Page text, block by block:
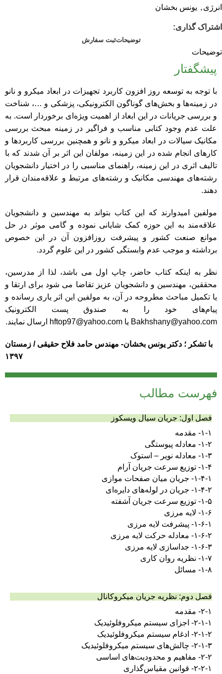
انرژی , یونس بخشان
اشتراک گذاری:
توضیحاتثبت سفارش
توضیحات
پیشگفتار
با توجه به توسعه روز افزون کاربرد تجهیزات در ابعاد میکرو و نانو
در زمینه‌ها و بخش‌های گوناگون الکترونیکی، پزشکی و …، شناخت
و بررسی جریانات در این ابعاد از اهمیت ویژه‌ای برخوردار است. به
علت عدم وجود کتابی مناسب و فراگیر در زمینه مبحث بررسی
مکانیک سیالات در ابعاد میکرو و نانو و همچنین بررسی کاربردها و
کارهای انجام شده در این زمینه، مولفان این اثر بر آن شدند که با
تالیف اثری در این زمینه، راهنمای مناسبی را در اختیار دانشجویان
رشته‌های مهندسی مکانیک و رشته‌های مرتبط و علاقه‌مندان قرار
دهند.
مولفین امیدوارند که این کتاب بتواند به مهندسین و دانشجویان
علاقه‌مند به این حوزه کمک شایانی نموده و گامی موثر در حل
موانع صنعت کشور و پیشرفت روز‌افزون آن در این خصوص
برداشته و موجب عدم وابستگی کشور در این علوم گردد.
نظر به اینکه کتاب حاضر، چاپ اول می باشد، لذا از مدرسین،
محققین، مهندسین و دانشجویان عزیز تقاضا می شود برای ارتقا و
یا تکمیل مباحث مطروحه در آن، به مولفین این اثر یاری رسانده و
پیام‌های خود را به صندوق پست الکترونیک
Bakhshany@yahoo.com یا hftop97@yahoo.com ارسال نمایند.
با تشکر ؛ دکتر یونس بخشان- مهندس حامد فلاح حقیقی / زمستان
۱۳۹۷
فهرست مطالب
فصل اول: جریان سیال ویسکوز
۱-۱- مقدمه
۱-۲- معادله پیوستگی
۱-۳- معادله نویر – استوک
۱-۴- توزیع سرعت جریان آرام
۱-۴-۱- جریان میان صفحات موازی
۱-۴-۲- جریان در لوله‌های دایره‌ای
۱-۵- توزیع سرعت جریان آشفته
۱-۶- لایه مرزی
۱-۶-۱- پیشرفت لایه مرزی
۱-۶-۲- معادله حرکت لایه مرزی
۱-۶-۳- جداسازی لایه مرزی
۱-۷- نظریه روان کاری
۱-۸- مسائل
فصل دوم‌: نظریه جریان میکروکانال
۲-۱- مقدمه
۲-۱-۱- اجزای سیستم میکروفلوئیدیک
۲-۱-۲- ادغام سیستم میکروفلوئیدیک
۲-۱-۳- چالش‌های سیستم میکروفلوئیدیک
۲-۲- مفاهیم و محدودیت‌های اساسی
۲-۲-۱- قوانین مقیاس‌گذاری